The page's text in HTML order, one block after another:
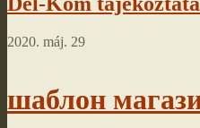
2020. máj. 29
шаблон